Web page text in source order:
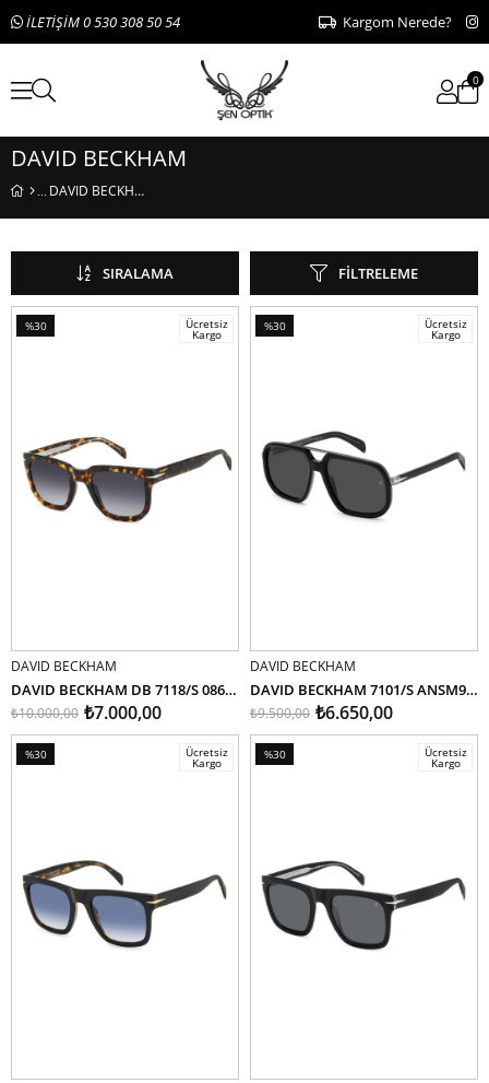
İLETİŞİM 0 530 308 50 54 Kargom Nerede?
0
DAVID BECKHAM
DAVID BECKHAM
FILTRELEME
SIRALAMA
SEPETE EKLE
%30
Ücretsiz
Kargo
DAVID BECKHAM
DAVID BECKHAM DB 7118/S 0869O 52
₺7.000,00
₺10.000,00
SEPETE EKLE
%30
Ücretsiz
Kargo
DAVID BECKHAM
DAVID BECKHAM 7101/S ANSM9 57
₺6.650,00
₺9.500,00
%30
Ücretsiz
Kargo
%30
Ücretsiz
Kargo